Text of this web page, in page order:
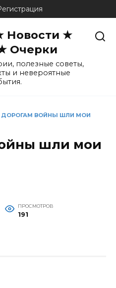
Новости ★
Очерки
полезные советы,
и невероятные
ДОРОГАМ ВОЙНЫ ШЛИ МОИ
шли мои
ПРОСМОТРОВ
191